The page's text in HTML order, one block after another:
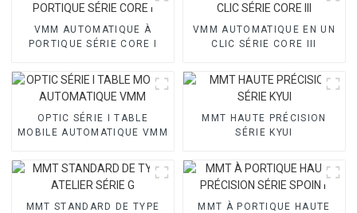
VMM AUTOMATIQUE À
PORTIQUE SÉRIE CORE I
VMM AUTOMATIQUE EN UN
CLIC SÉRIE CORE III
OPTIC SÉRIE I TABLE
MOBILE AUTOMATIQUE VMM
MMT HAUTE PRÉCISION
SÉRIE KYUI
MMT STANDARD DE TYPE
MMT À PORTIQUE HAUTE